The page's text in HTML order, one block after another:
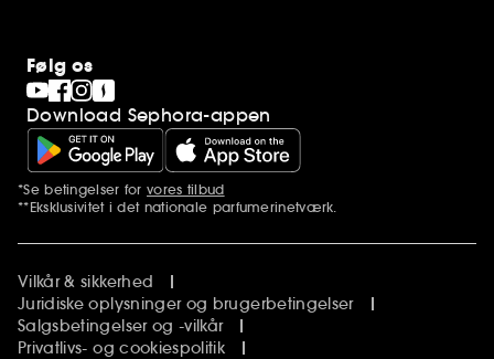
Følg os
Download Sephora-appen
Yderligere bemærkninger
*Se betingelser for vores tilbud
**Eksklusivitet i det nationale parfumerinetværk.
Vilkår & sikkerhed
Juridiske oplysninger og brugerbetingelser
Salgsbetingelser og -vilkår
Privatlivs- og cookiespolitik